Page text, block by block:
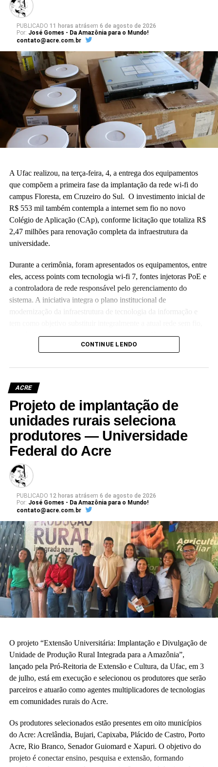
PUBLICADO 11 horas atrásem 6 de agosto de 2026
Por: José Gomes - Da Amazônia para o Mundo!
contato@acre.com.br
A Ufac realizou, na terça-feira, 4, a entrega dos equipamentos
que compõem a primeira fase da implantação da rede wi-fi do
campus Floresta, em Cruzeiro do Sul. O investimento inicial de
R$ 553 mil também contempla a internet sem fio no novo
Colégio de Aplicação (CAp), conforme licitação que totaliza R$
2,47 milhões para renovação completa da infraestrutura da
universidade.
Durante a cerimônia, foram apresentados os equipamentos, entre
eles, access points com tecnologia wi-fi 7, fontes injetoras PoE e
a controladora de rede responsável pelo gerenciamento do
sistema. A iniciativa integra o plano institucional de
modernização da infraestrutura de tecnologia da informação e
que já não atende às crescentes demandas acadêmicas e
administrativas da universidade.
Leia Mais: UFAC
CONTINUE LENDO
ACRE
Projeto de implantação de
unidades rurais seleciona
produtores — Universidade
Federal do Acre
PUBLICADO 12 horas atrásem 6 de agosto de 2026
Por: José Gomes - Da Amazônia para o Mundo!
contato@acre.com.br
O projeto “Extensão Universitária: Implantação e Divulgação de
Unidade de Produção Rural Integrada para a Amazônia”,
lançado pela Pró-Reitoria de Extensão e Cultura, da Ufac, em 3
de julho, está em execução e selecionou os produtores que serão
parceiros e atuarão como agentes multiplicadores de tecnologias
em comunidades rurais do Acre.
Os produtores selecionados estão presentes em oito municípios
do Acre: Acrelândia, Bujari, Capixaba, Plácido de Castro, Porto
Acre, Rio Branco, Senador Guiomard e Xapuri. O objetivo do
projeto é conectar ensino, pesquisa e extensão, formando